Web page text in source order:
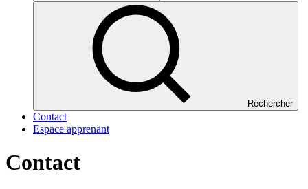
Rechercher
Contact
Espace apprenant
Contact